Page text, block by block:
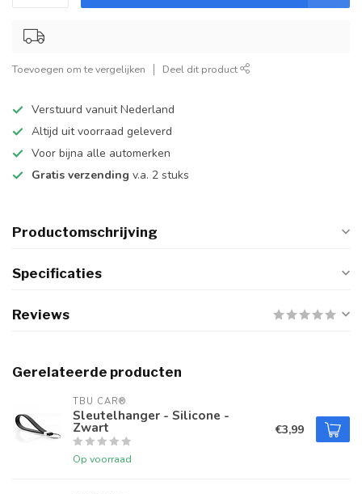
Toevoegen om te vergelijken Deel dit product
Verstuurd vanuit Nederland
Altijd uit voorraad geleverd
Voor bijna alle automerken
Gratis verzending v.a. 2 stuks
Productomschrijving
Specificaties
Reviews
Gerelateerde producten
TBU CAR®
Sleutelhanger - Silicone -
Zwart
Op voorraad
€3,99